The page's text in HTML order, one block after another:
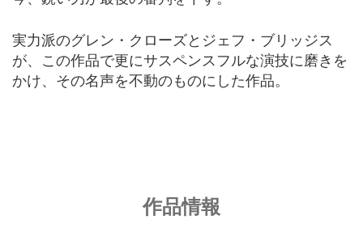
実力派のグレン・クローズとジェフ・ブリッジス
が、この作品で更にサスペンスフルな演技に磨きを
かけ、その名声を不動のものにした作品。
作品情報